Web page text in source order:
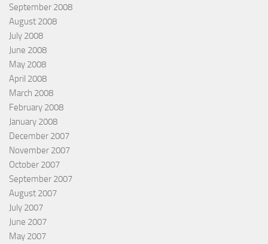
September 2008
August 2008
July 2008
June 2008
May 2008
April 2008
March 2008
February 2008
January 2008
December 2007
November 2007
October 2007
September 2007
August 2007
July 2007
June 2007
May 2007